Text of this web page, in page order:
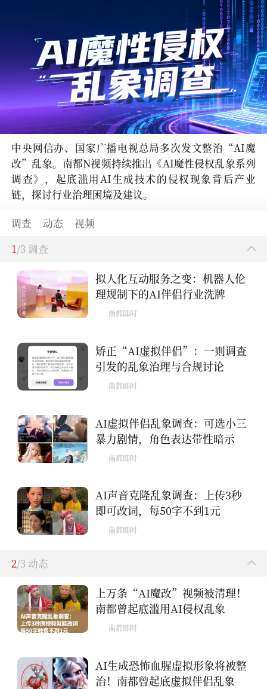
中央网信办、国家广播电视总局多次发文整治“AI魔
改”乱象。南都N视频持续推出《AI魔性侵权乱象系列
调查》，起底滥用AI生成技术的侵权现象背后产业
链，探讨行业治理困境及建议。
调查 动态
视频
1/3 调查
拟人化互动服务之变：机器人伦
理规制下的AI伴侣行业洗牌
南都即时
矫正“AI虚拟伴侣”：一则调查
引发的乱象治理与合规讨论
南都即时
AI虚拟伴侣乱象调查：可选小三
暴力剧情，角色表达带性暗示
南都即时
AI声音克隆乱象调查：上传3秒
即可改词，每50字不到1元
南都即时
2/3 动态
上万条“AI魔改”视频被清理！
南都曾起底滥用AI侵权乱象
南都即时
AI生成恐怖血腥虚拟形象将被整
治！南都曾起底虚拟伴侣乱象